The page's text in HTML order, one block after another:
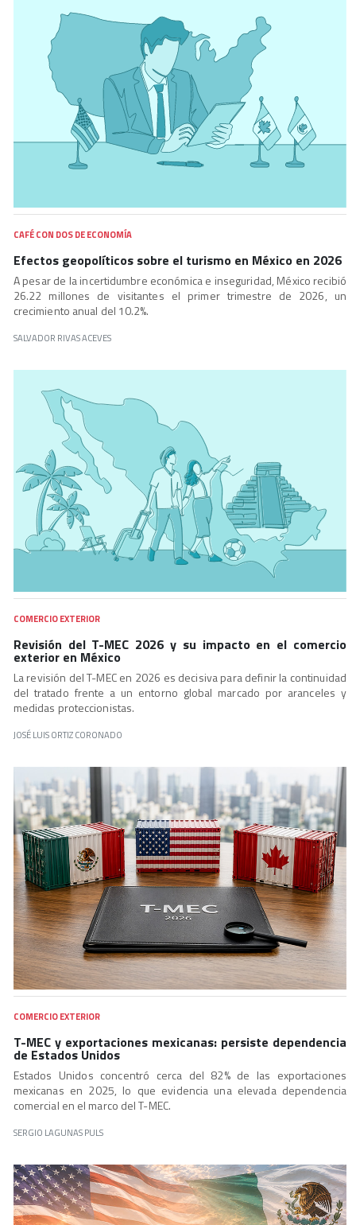
CAFÉ CON DOS DE ECONOMÍA
Efectos geopolíticos sobre el turismo en México en 2026
A pesar de la incertidumbre económica e inseguridad, México recibió
26.22 millones de visitantes el primer trimestre de 2026, un
crecimiento anual del 10.2%.
SALVADOR RIVAS ACEVES
COMERCIO EXTERIOR
Revisión del T-MEC 2026 y su impacto en el comercio
exterior en México
La revisión del T-MEC en 2026 es decisiva para definir la continuidad
del tratado frente a un entorno global marcado por aranceles y
medidas proteccionistas.
JOSÉ LUIS ORTIZ CORONADO
COMERCIO EXTERIOR
T-MEC y exportaciones mexicanas: persiste dependencia
de Estados Unidos
Estados Unidos concentró cerca del 82% de las exportaciones
mexicanas en 2025, lo que evidencia una elevada dependencia
comercial en el marco del T-MEC.
SERGIO LAGUNAS PULS